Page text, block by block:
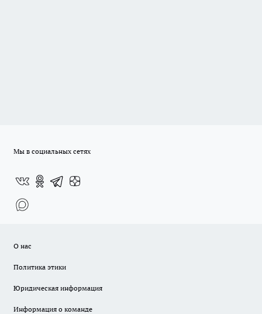
Мы в социальных сетях
О нас
Политика этики
Юридическая информация
Информация о команде